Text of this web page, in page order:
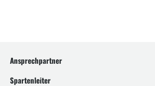
Ansprechpartner
Spartenleiter